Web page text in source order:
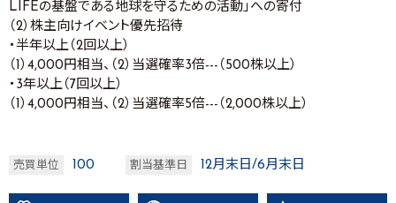
LIFEの基盤である地球を守るための活動」への寄付
（2）株主向けイベント優先招待
・半年以上（2回以上）
（1）4,000円相当、（2）当選確率3倍---（500株以上）
・3年以上（7回以上）
（1）4,000円相当、（2）当選確率5倍---（2,000株以上）
売買単位 100 割当基準日 12月末日/6月末日